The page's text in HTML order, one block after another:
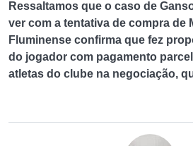
Ressaltamos que o caso de
ver com a tentativa de compra de
Fluminense confirma que fez
do jogador com pagamento
atletas do clube na negociação,